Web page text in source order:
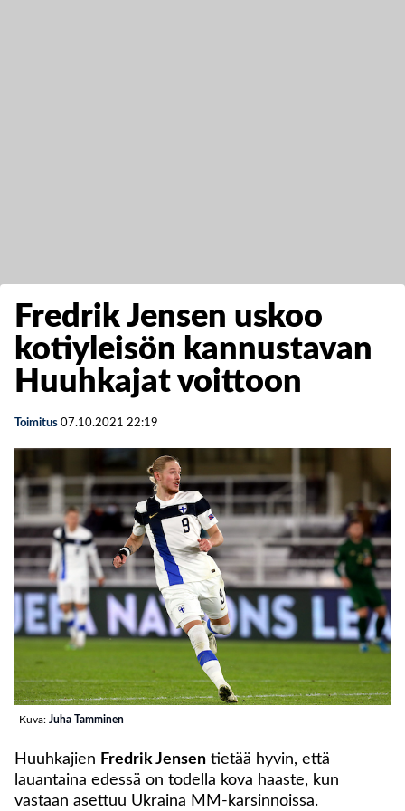
Fredrik Jensen uskoo
kotiyleisön kannustavan
Huuhkajat voittoon
Toimitus 07.10.2021 22:19
Kuva: Juha Tamminen
Huuhkajien Fredrik Jensen tietää hyvin, että
lauantaina edessä on todella kova haaste, kun
vastaan asettuu Ukraina MM-karsinnoissa.